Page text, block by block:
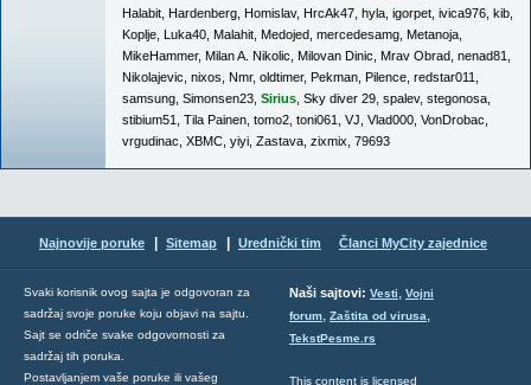
Halabit Hardenberg Homislav, HrcAk47 hyla igorpet ivica976 kib
Koplje Luka40 Malahit Medojed mercedesamg Metanoja
MikeHammer, Milan A. Nikolic Milovan Dinic Mrav Obrad nenad81
Nikolajevic nixos Nmr, oldtimer, Pekman Pilence redstar011
samsung Simonsen23 Sirius Sky diver 29 spalev, stegonosa
stibium51
Tila Painen tomo2 toni061 VJ Vlad000 VonDrobac
vrgudinac XBMC yiyi Zastava zixmix 79693
Najnovije poruke Sitemap Urednički tim Članci MyCity zajednice
Svaki korisnik ovog sajta je odgovoran za
sadržaj svoje poruke koju objavi na sajtu.
Sajt se odriče svake odgovornosti za
sadržaj tih poruka.
Postavljanjem vaše poruke ili vašeg
Naši sajtovi: Vesti, Vojni
forum, Zaštita od virusa,
TekstPesme.rs
This content is licensed